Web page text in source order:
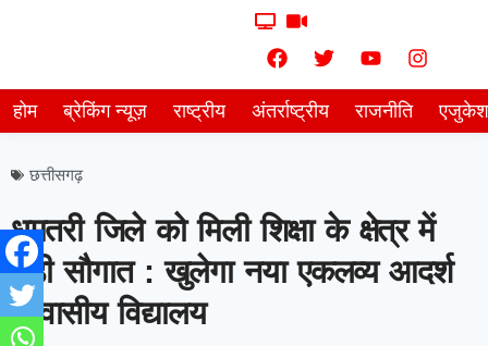
होम ब्रेकिंग न्यूज़ राष्ट्रीय अंतर्राष्ट्रीय राजनीति
छत्तीसगढ़
धमतरी जिले को मिली शिक्षा के क्षेत्र में
बड़ी सौगात : खुलेगा नया एकलव्य आदर्श
आवासीय विद्यालय